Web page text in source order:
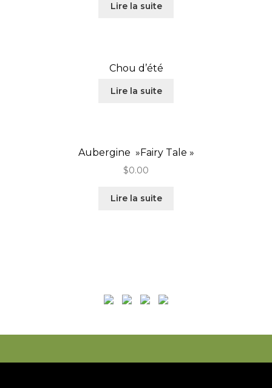
Lire la suite
Chou d’été
Lire la suite
Aubergine »Fairy Tale »
$0.00
Lire la suite